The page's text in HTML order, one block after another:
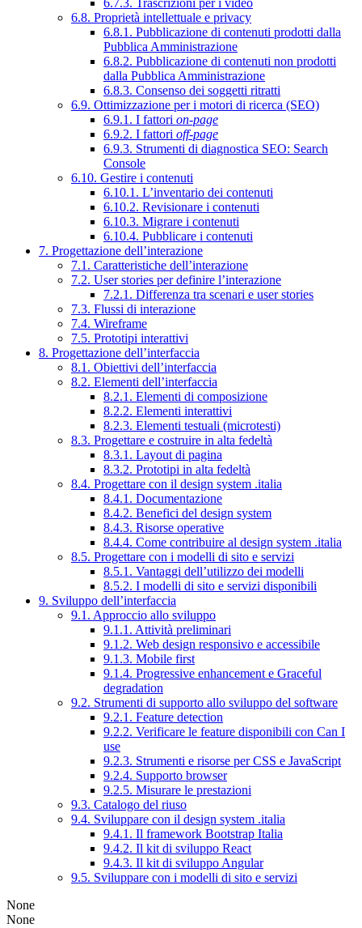
6.7.3. Trascrizioni per i video
6.8. Proprietà intellettuale e privacy
6.8.1. Pubblicazione di contenuti prodotti dalla
Pubblica Amministrazione
6.8.2. Pubblicazione di contenuti non prodotti
dalla Pubblica Amministrazione
6.8.3. Consenso dei soggetti ritratti
6.9. Ottimizzazione per i motori di ricerca (SEO)
6.9.1. I fattori on-page
6.9.2. I fattori off-page
6.9.3. Strumenti di diagnostica SEO: Search
Console
6.10. Gestire i contenuti
6.10.1. L’inventario dei contenuti
6.10.2. Revisionare i contenuti
6.10.3. Migrare i contenuti
6.10.4. Pubblicare i contenuti
7. Progettazione dell’interazione
7.1. Caratteristiche dell’interazione
7.2. User stories per definire l’interazione
7.2.1. Differenza tra scenari e user stories
7.3. Flussi di interazione
7.4. Wireframe
7.5. Prototipi interattivi
8. Progettazione dell’interfaccia
8.1. Obiettivi dell’interfaccia
8.2. Elementi dell’interfaccia
8.2.1. Elementi di composizione
8.2.2. Elementi interattivi
8.2.3. Elementi testuali (microtesti)
8.3. Progettare e costruire in alta fedeltà
8.3.1. Layout di pagina
8.3.2. Prototipi in alta fedeltà
8.4. Progettare con il design system .italia
8.4.1. Documentazione
8.4.2. Benefici del design system
8.4.3. Risorse operative
8.4.4. Come contribuire al design system .italia
8.5. Progettare con i modelli di sito e servizi
8.5.1. Vantaggi dell’utilizzo dei modelli
8.5.2. I modelli di sito e servizi disponibili
9. Sviluppo dell’interfaccia
9.1. Approccio allo sviluppo
9.1.1. Attività preliminari
9.1.2. Web design responsivo e accessibile
9.1.3. Mobile first
9.1.4. Progressive enhancement e Graceful
degradation
9.2. Strumenti di supporto allo sviluppo del software
9.2.1. Feature detection
9.2.2. Verificare le feature disponibili con Can I
use
9.2.3. Strumenti e risorse per CSS e JavaScript
9.2.4. Supporto browser
9.2.5. Misurare le prestazioni
9.3. Catalogo del riuso
9.4. Sviluppare con il design system .italia
9.4.1. Il framework Bootstrap Italia
9.4.2. Il kit di sviluppo React
9.4.3. Il kit di sviluppo Angular
9.5. Sviluppare con i modelli di sito e servizi
None
None